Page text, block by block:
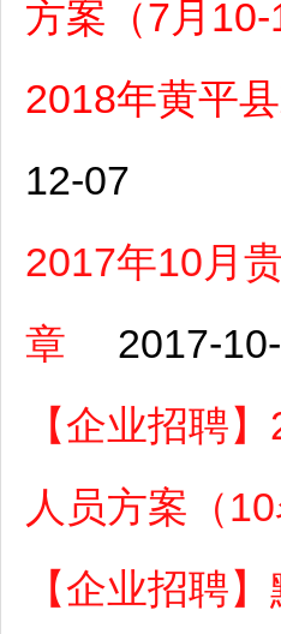
方案（7月
2018年黄平
12-07
2017年10月
章
2017-
【企业招聘
人员方案（
【企业招聘